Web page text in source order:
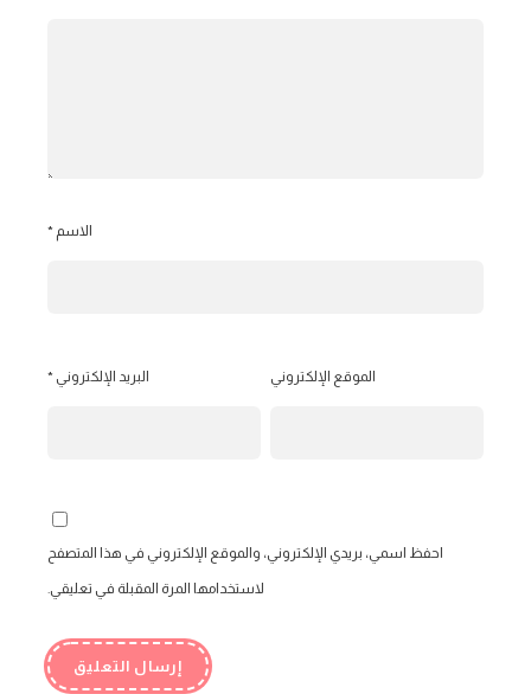
الاسم *
البريد الإلكتروني * الموقع الإلكتروني
احفظ اسمي، بريدي الإلكتروني، والموقع الإلكتروني في هذا المتصفح
لاستخدامها المرة المقبلة في تعليقي.